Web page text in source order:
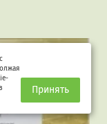
Принять